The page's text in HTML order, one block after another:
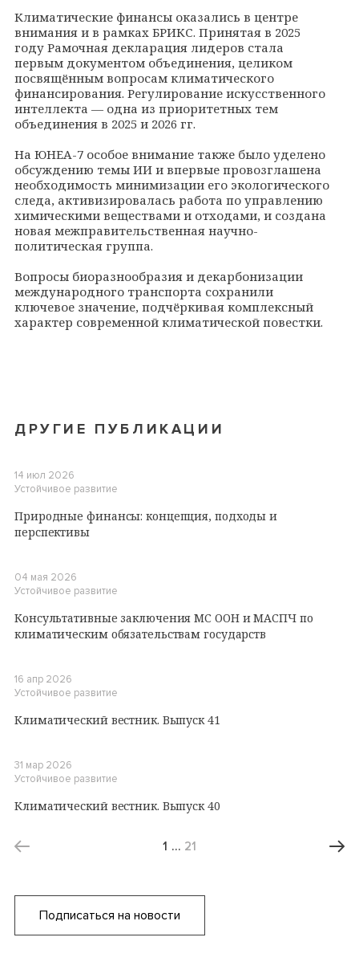
Климатические финансы оказались в центре
внимания и в рамках БРИКС. Принятая в 2025
году Рамочная декларация лидеров стала
первым документом объединения, целиком
посвящённым вопросам климатического
финансирования. Регулирование искусственного
интеллекта — одна из приоритетных тем
объединения в 2025 и 2026 гг.
На ЮНЕА-7 особое внимание также было уделено
обсуждению темы ИИ и впервые провозглашена
необходимость минимизации его экологического
следа, активизировалась работа по управлению
химическими веществами и отходами, и создана
новая межправительственная научно-
политическая группа.
Вопросы биоразнообразия и декарбонизации
международного транспорта сохранили
ключевое значение, подчёркивая комплексный
характер современной климатической повестки.
ДРУГИЕ ПУБЛИКАЦИИ
14 июл 2026
Устойчивое развитие
Природные финансы: концепция, подходы и
перспективы
04 мая 2026
Устойчивое развитие
Консультативные заключения МС ООН и МАСПЧ по
климатическим обязательствам государств
16 апр 2026
Устойчивое развитие
Климатический вестник. Выпуск 41
31 мар 2026
Устойчивое развитие
Климатический вестник. Выпуск 40
1 … 21
Подписаться на новости